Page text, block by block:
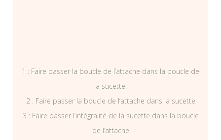
1 : Faire passer la boucle de l’attache dans la boucle de
la sucette.
2 : Faire passer la boucle de l’attache dans la sucette
3 : Faire passer l’intégralité de la sucette dans la boucle
de l’attache